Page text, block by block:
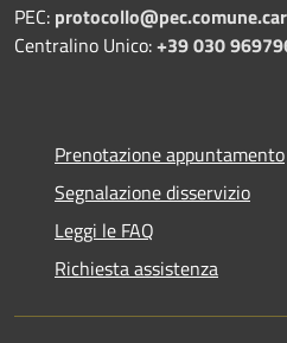
PEC:
Centralino Unico:+39 030
Prenotazione appuntamento
Segnalazione disservizio
Leggi le FAQ
Richiesta assistenza